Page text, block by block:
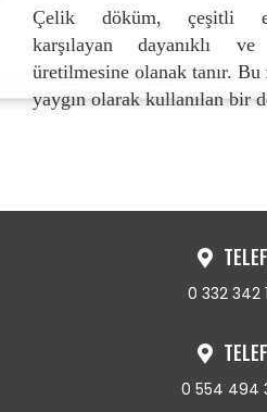
Çelik döküm, çeşitli
karşılayan dayanıklı
üretilmesine olanak tanır.
yaygın olarak kullanılan bir
0 332 342
0 554 494